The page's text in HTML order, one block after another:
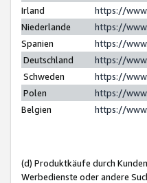
Irland
https://
Niederlande
https://
Spanien
https://
Deutschland
https://
Schweden
https://
Polen
https://
Belgien
https://
(d) Produktkäufe durch
Werbedienste oder andere